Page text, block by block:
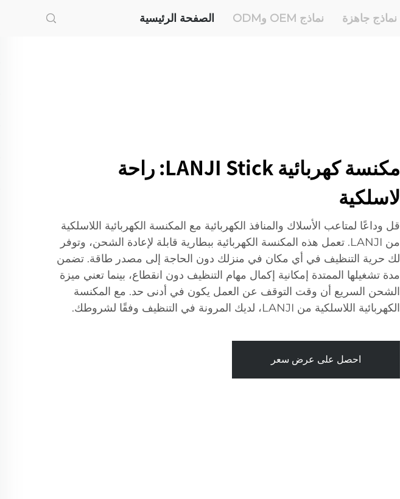
الصفحة الرئيسية نماذج OEM وODM نماذج جاهزة
مكنسة كهربائية LANJI Stick: راحة
لاسلكية
قل وداعًا لمتاعب الأسلاك والمنافذ الكهربائية مع المكنسة الكهربائية اللاسلكية
من LANJI. تعمل هذه المكنسة الكهربائية ببطارية قابلة لإعادة الشحن، وتوفر
لك حرية التنظيف في أي مكان في منزلك دون الحاجة إلى مصدر طاقة. تضمن
مدة تشغيلها الممتدة إمكانية إكمال مهام التنظيف دون انقطاع، بينما تعني ميزة
الشحن السريع أن وقت التوقف عن العمل يكون في أدنى حد. مع المكنسة
الكهربائية اللاسلكية من LANJI، لديك المرونة في التنظيف وفقًا لشروطك.
احصل على عرض سعر